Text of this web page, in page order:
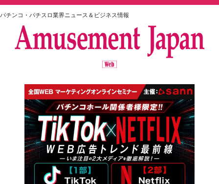
パチンコ・パチスロ業界ニュース＆ビジネス情報